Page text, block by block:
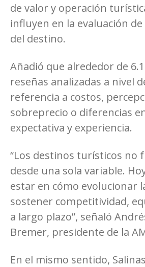
de valor y operación
influyen en la evaluación
del destino.
Añadió que alrededor de
reseñas analizadas a nivel
referencia a costos,
sobreprecio o diferencias
expectativa y experiencia.
“Los destinos turísticos no
desde una sola variable.
estar en cómo evolucionar
sostener competitividad,
a largo plazo”, señaló
Bremer, presidente de la
En el mismo sentido,